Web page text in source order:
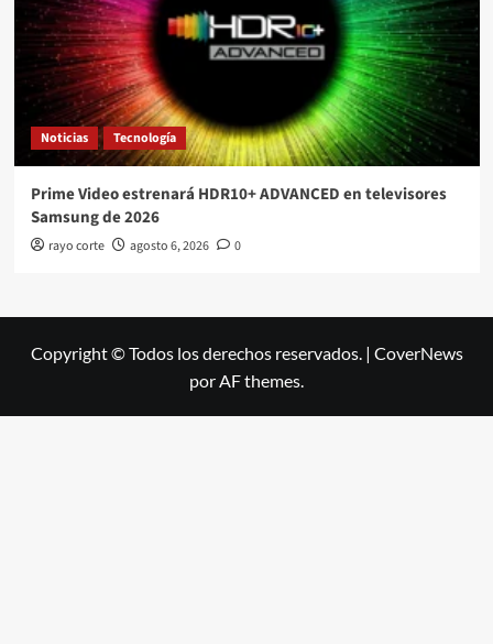
Noticias Tecnología
Prime Video estrenará HDR10+ ADVANCED en televisores
Samsung de 2026
rayo corte agosto 6, 2026 0
Copyright © Todos los derechos reservados. | CoverNews
por AF themes.